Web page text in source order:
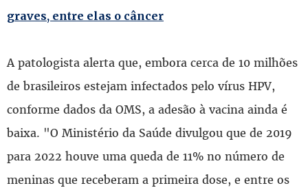
graves, entre elas o câncer
A patologista alerta que, embora cerca de 10 milhões
de brasileiros estejam infectados pelo vírus HPV,
conforme dados da OMS, a adesão à vacina ainda é
baixa. "O Ministério da Saúde divulgou que de 2019
para 2022 houve uma queda de 11% no número de
meninas que receberam a primeira dose, e entre os